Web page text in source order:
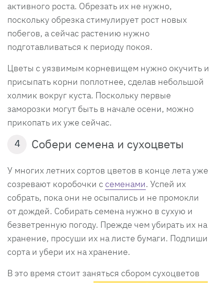
активного роста. Обрезать их не нужно,
поскольку обрезка стимулирует рост новых
побегов, а сейчас растению нужно
подготавливаться к периоду покоя.
Цветы с уязвимым корневищем нужно окучить и
присыпать корни поплотнее, сделав небольшой
холмик вокруг куста. Поскольку первые
заморозки могут быть в начале осени, можно
прикопать их уже сейчас.
4 Собери семена и сухоцветы
У многих летних сортов цветов в конце лета уже
созревают коробочки с семенами. Успей их
собрать, пока они не осыпались и не промокли
от дождей. Собирать семена нужно в сухую и
безветренную погоду. Прежде чем убирать их на
хранение, просуши их на листе бумаги. Подпиши
сорта и убери их на хранение.
В это время стоит заняться сбором сухоцветов